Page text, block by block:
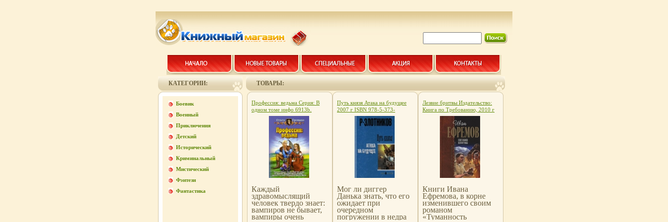
КАТЕГОРИИ:
Боевик
Военный
Приключения
Детский
Исторический
Криминальный
Мистический
Фэнтези
Фантастика
ТОВАРЫ:
Профессия: ведьма Серия: В
одном томе инфо 6913b.
Каждый
здравомыслящий
человек твердо знает:
вампиров не бывает,
вампиры очень
Путь князя Атака на будущее
2007 г ISBN 978-5-373-
01122-8 инфо 6918b.
Мог ли диггер
Данька знать, что его
ожидает при
очередном
погружении в недра
Лезвие бритвы Издательство:
Книга по Требованию, 2010 г
Мягкая обложка, 788 стр ISBN
978-5-9989-4110-8 Формат:
60x84/16 (~143х205 мм) инфо
Книги Ивана
Ефремова, в корне
изменившего своим
романом
«Туманность